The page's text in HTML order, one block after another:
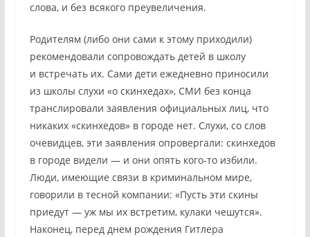
слова, и без всякого преувеличения.
Родителям (либо они сами к этому приходили)
рекомендовали сопровождать детей в школу
и встречать их. Сами дети ежедневно приносили
из школы слухи «о скинхедах», СМИ без конца
транслировали заявления официальных лиц, что
никаких «скинхедов» в городе нет. Слухи, со слов
очевидцев, эти заявления опровергали: скинхедов
в городе видели — и они опять кого-то избили.
Люди, имеющие связи в криминальном мире,
говорили в тесной компании: «Пусть эти скины
приедут — уж мы их встретим, кулаки чешутся».
Наконец, перед днем рождения Гитлера